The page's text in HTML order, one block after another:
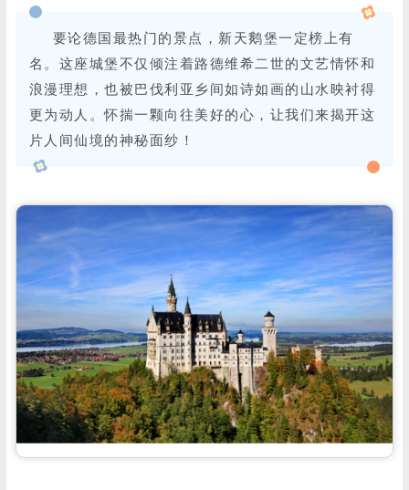
要论德国最热门的景点，新天鹅堡一定榜上有
名。这座城堡不仅倾注着路德维希二世的文艺情怀和
浪漫理想，也被巴伐利亚乡间如诗如画的山水映衬得
更为动人。怀揣一颗向往美好的心，让我们来揭开这
片人间仙境的神秘面纱！